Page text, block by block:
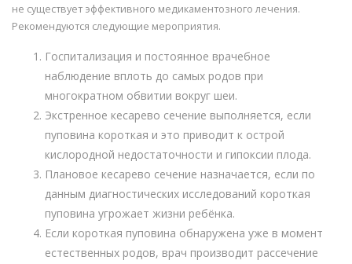
не существует эффективного медикаментозного лечения.
Рекомендуются следующие мероприятия.
Госпитализация и постоянное врачебное
наблюдение вплоть до самых родов при
многократном обвитии вокруг шеи.
Экстренное кесарево сечение выполняется, если
пуповина короткая и это приводит к острой
кислородной недостаточности и гипоксии плода.
Плановое кесарево сечение назначается, если по
данным диагностических исследований короткая
пуповина угрожает жизни ребёнка.
Если короткая пуповина обнаружена уже в момент
естественных родов, врач производит рассечение